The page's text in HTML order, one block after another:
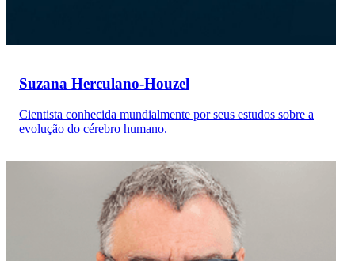
Suzana Herculano-Houzel
Cientista conhecida mundialmente por seus estudos sobre a
evolução do cérebro humano.